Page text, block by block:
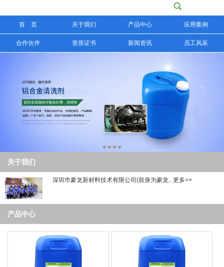
首 页 关于我们 产品中心 应用案例
合作伙伴 资质证书 新闻资讯 员工风采
关于我们
深圳市豪龙新材料技术有限公司(前身为豪龙...更多>>
产品中心
搜索